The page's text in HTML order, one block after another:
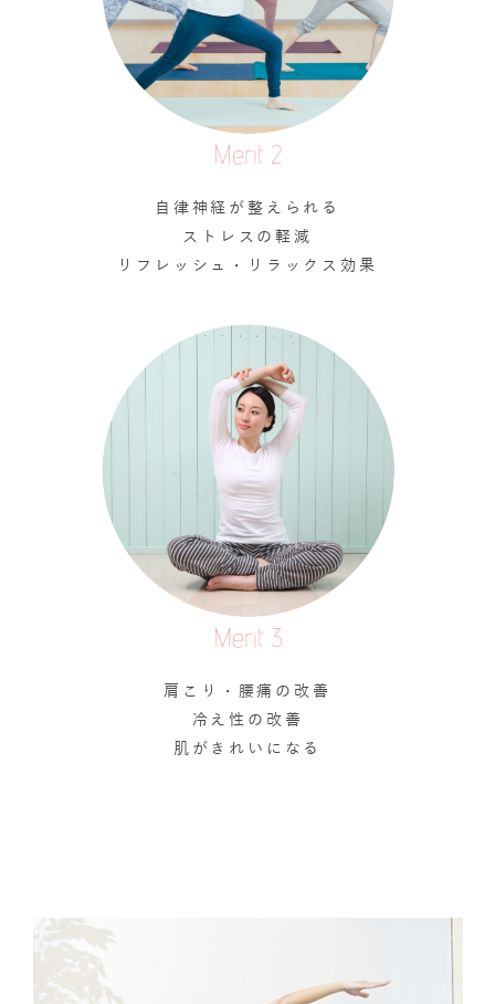
Merit 2
自律神経が整えられる
ストレスの軽減
リフレッシュ・リラックス効果
Merit 3
肩こり・腰痛の改善
冷え性の改善
肌がきれいになる